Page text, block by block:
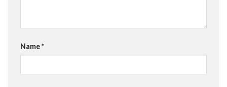
Name*